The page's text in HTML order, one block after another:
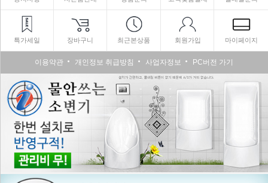
특가세일 장바구니 최근본상품 회원가입 마이페이지
이용약관 개인정보 취급방침 사업자정보 PC버전 가기